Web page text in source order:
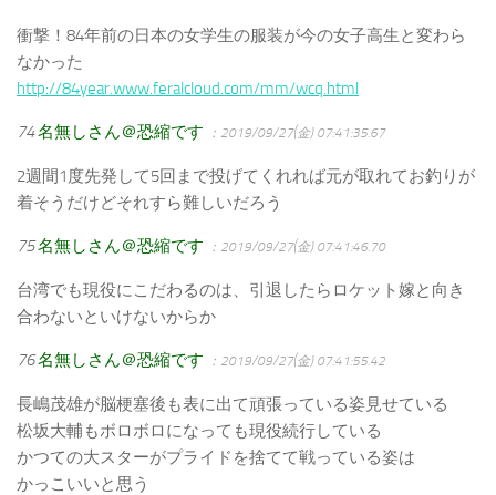
衝撃！84年前の日本の女学生の服装が今の女子高生と変わら
なかった
http://84year.www.feralcloud.com/mm/wcq.html
74名無しさん＠恐縮です ：2019/09/27(金) 07:41:35.67
2週間1度先発して5回まで投げてくれれば元が取れてお釣りが
着そうだけどそれすら難しいだろう
75名無しさん＠恐縮です ：2019/09/27(金) 07:41:46.70
台湾でも現役にこだわるのは、引退したらロケット嫁と向き
合わないといけないからか
76名無しさん＠恐縮です ：2019/09/27(金) 07:41:55.42
長嶋茂雄が脳梗塞後も表に出て頑張っている姿見せている
松坂大輔もボロボロになっても現役続行している
かつての大スターがプライドを捨てて戦っている姿は
かっこいいと思う